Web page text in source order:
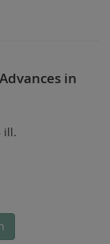
in
ill.